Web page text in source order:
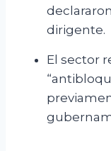
dirigente.
El sector